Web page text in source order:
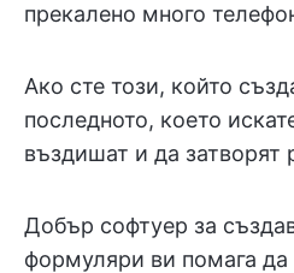
прекалено много
Ако сте този, който
последното, което
въздишат и да затворят
Добър софтуер за
формуляри ви помага да